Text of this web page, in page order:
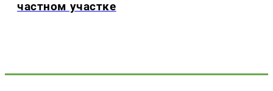
частном участке